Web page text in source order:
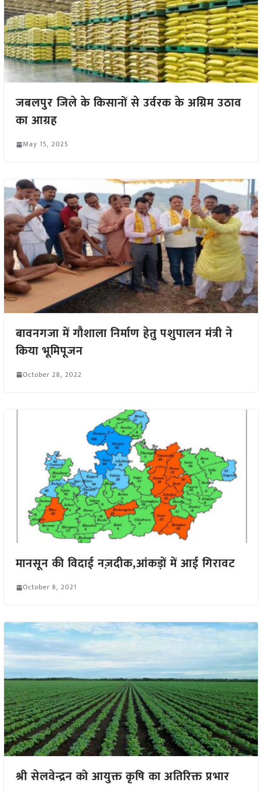
जबलपुर जिले के किसानों से उर्वरक के अग्रिम उठाव
का आग्रह
May 15, 2025
बावनगजा में गौशाला निर्माण हेतु पशुपालन मंत्री ने
किया भूमिपूजन
October 28, 2022
मानसून की विदाई नज़दीक,आंकड़ों में आई गिरावट
October 8, 2021
श्री सेलवेन्द्रन को आयुक्त कृषि का अतिरिक्त प्रभार